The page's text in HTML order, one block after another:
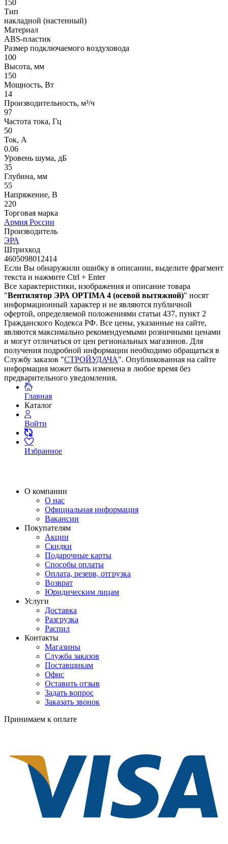
150
Тип
накладной (настенный)
Материал
ABS-пластик
Размер подключаемого воздуховода
100
Высота, мм
150
Мощность, Вт
14
Производительность, м³/ч
97
Частота тока, Гц
50
Ток, А
0.06
Уровень шума, дБ
35
Глубина, мм
55
Напряжение, В
220
Торговая марка
Армия России
Производитель
ЭРА
Штрихкод
4605098012414
Если Вы обнаружили ошибку в описании, выделите фрагмент
текста и нажмите Ctrl + Enter
Все характеристики, изображения и описание товара
"Вентилятор ЭРА OPTIMA 4 (осевой вытяжной)" носят
информационный характер и не являются публичной
офертой, определяемой положениями статьи 437, пункт 2
Гражданского Кодекса РФ. Все цены, указанные на сайте,
являются максимально рекомендуемыми розничными ценами
и могут отличаться от цен региональных магазинов. Для
получения подробной информации необходимо обращаться в
Службу заказов "СТРОЙУДАЧА". Опубликованная на сайте
информация может быть изменена в любое время без
предварительного уведомления.
Главная
Каталог
Войти
Избранное
О компании
О нас
Официальная информация
Вакансии
Покупателям
Акции
Скидки
Подарочные карты
Способы оплаты
Оплата, резерв, отгрузка
Возврат
Юридическим лицам
Услуги
Доставка
Разгрузка
Распил
Контакты
Магазины
Служба заказов
Поставщикам
Офис
Оставить отзыв
Задать вопрос
Заказать звонок
Принимаем к оплате